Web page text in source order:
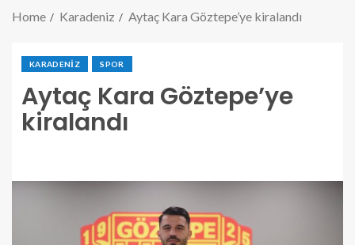
Home Karadeniz Aytaç Kara Göztepe’ye kiralandı
KARADENIZ SPOR
Aytaç Kara Göztepe’ye
kiralandı